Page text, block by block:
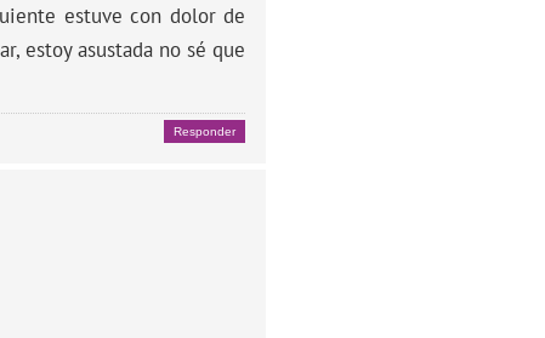
estuve con dolor de
estoy asustada no sé que
Responder